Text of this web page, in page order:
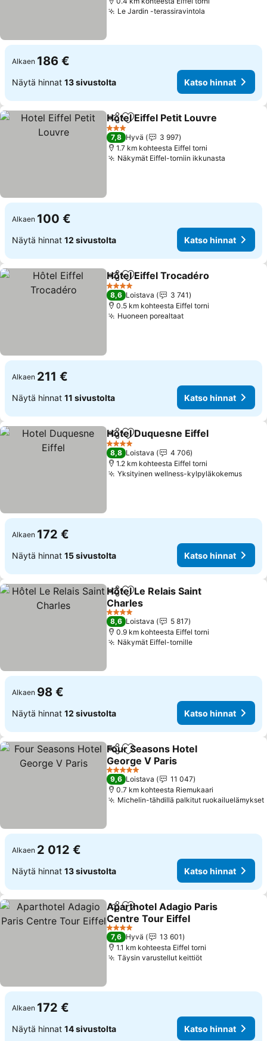
Le Jardin -terassiravintola
Alkaen 186 €
Näytä hinnat 13 sivustolta Katso hinnat
Jaa Lisää suosikkeihin
Hotel Eiffel Petit Louvre
3 Tähtiluokitus
7,8 Hyvä
3 997
1.7 km kohteesta Eiffel torni
Näkymät Eiffel-torniin ikkunasta
Alkaen 100 €
Näytä hinnat 12 sivustolta Katso hinnat
Jaa Lisää suosikkeihin
Hôtel Eiffel Trocadéro
4 Tähtiluokitus
8,6 Loistava
3 741
0.5 km kohteesta Eiffel torni
Huoneen porealtaat
Alkaen 211 €
Näytä hinnat 11 sivustolta Katso hinnat
Jaa Lisää suosikkeihin
Hotel Duquesne Eiffel
4 Tähtiluokitus
8,8 Loistava
4 706
1.2 km kohteesta Eiffel torni
Yksityinen wellness-kylpyläkokemus
Alkaen 172 €
Näytä hinnat 15 sivustolta Katso hinnat
Jaa Lisää suosikkeihin
Hôtel Le Relais Saint
Charles
4 Tähtiluokitus
8,6 Loistava
5 817
0.9 km kohteesta Eiffel torni
Näkymät Eiffel-tornille
Alkaen 98 €
Näytä hinnat 12 sivustolta Katso hinnat
Jaa Lisää suosikkeihin
Four Seasons Hotel
George V Paris
5 Tähtiluokitus
9,6 Loistava
11 047
0.7 km kohteesta Riemukaari
Michelin-tähdillä palkitut ruokailuelämykset
Alkaen 2 012 €
Näytä hinnat 13 sivustolta Katso hinnat
Jaa Lisää suosikkeihin
Aparthotel Adagio Paris
Centre Tour Eiffel
4 Tähtiluokitus
7,6 Hyvä
13 601
1.1 km kohteesta Eiffel torni
Täysin varustellut keittiöt
Alkaen 172 €
Näytä hinnat 14 sivustolta Katso hinnat